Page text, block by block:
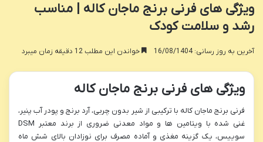
ویژگی های فرنی برنج ماجان کاله | مناسب
رشد و سلامت کودک
آخرین به روز رسانی: 16/08/1404 خواندن این مطلب 12 دقیقه زمان میبرد
ویژگی های فرنی برنج ماجان کاله
فرنی برنج ماجان کاله با ترکیبی از شیر بدون چربی، آرد برنج و پودر آب پنیر،
غنی شده با ویتامین ها و مواد معدنی ضروری از برند معتبر DSM
سوییس، یک گزینه مغذی و آماده مصرف برای نوزادان بالای شش ماه